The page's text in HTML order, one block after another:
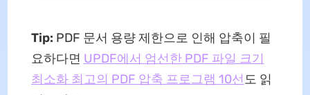
Tip: PDF 문서 용량 제한으로 인해 압축이 필
요하다면 UPDF에서 엄선한 PDF 파일 크기
최소화 최고의 PDF 압축 프로그램 10선도 읽